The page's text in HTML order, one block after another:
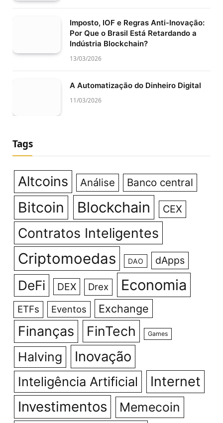
Imposto, IOF e Regras Anti-Inovação:
Por Que o Brasil Está Retardando a
Indústria Blockchain?
13/03/2026
A Automatização do Dinheiro Digital
11/03/2026
Tags
Altcoins Análise Banco central
Bitcoin Blockchain CEX
Contratos Inteligentes
Criptomoedas DAO dApps
DeFi DEX Drex Economia
ETFs Eventos Exchange
Finanças FinTech Games
Halving Inovação
Inteligência Artificial Internet
Investimentos Memecoin